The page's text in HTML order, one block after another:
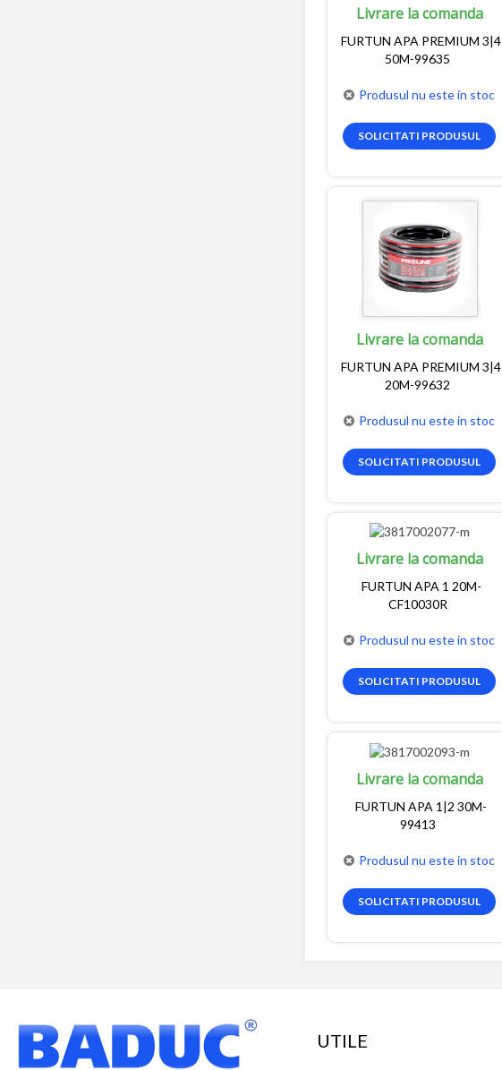
Livrare la comanda
FURTUN APA PREMIUM 3|4
50M-99635
Produsul nu este in stoc
SOLICITATI PRODUSUL
Livrare la comanda
FURTUN APA PREMIUM 3|4
20M-99632
Produsul nu este in stoc
SOLICITATI PRODUSUL
Livrare la comanda
FURTUN APA 1 20M-
CF10030R
Produsul nu este in stoc
SOLICITATI PRODUSUL
Livrare la comanda
FURTUN APA 1|2 30M-
99413
Produsul nu este in stoc
SOLICITATI PRODUSUL
UTILE